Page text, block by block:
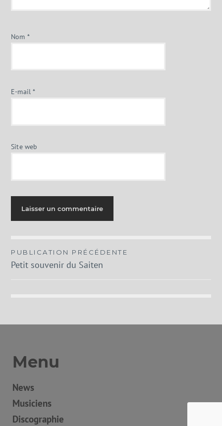
Nom *
E-mail *
Site web
Navigation
de
PUBLICATION PRÉCÉDENTE
Petit souvenir du Saiten
Menu
News
Musiciens
Discographie